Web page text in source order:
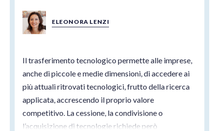
ELEONORA LENZI
Il trasferimento tecnologico permette alle imprese,
anche di piccole e medie dimensioni, di accedere ai
più attuali ritrovati tecnologici, frutto della ricerca
applicata, accrescendo il proprio valore
competitivo. La cessione, la condivisione o
l’acquisizione di tecnologie richiede però